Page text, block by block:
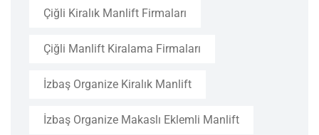
Çiğli Kiralık Manlift Firmaları
Çiğli Manlift Kiralama Firmaları
İzbaş Organize Kiralık Manlift
İzbaş Organize Makaslı Eklemli Manlift